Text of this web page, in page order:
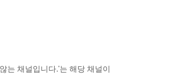
는 채널입니다.'는 해당 채널이